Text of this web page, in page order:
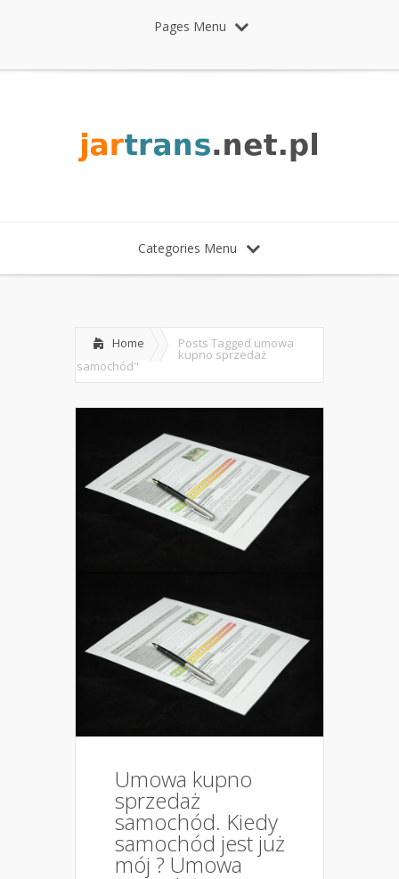
Pages Menu
Categories Menu
Home Posts Tagged umowa
kupno sprzedaż
samochód"
Umowa kupno
sprzedaż
samochód. Kiedy
samochód jest już
mój ? Umowa